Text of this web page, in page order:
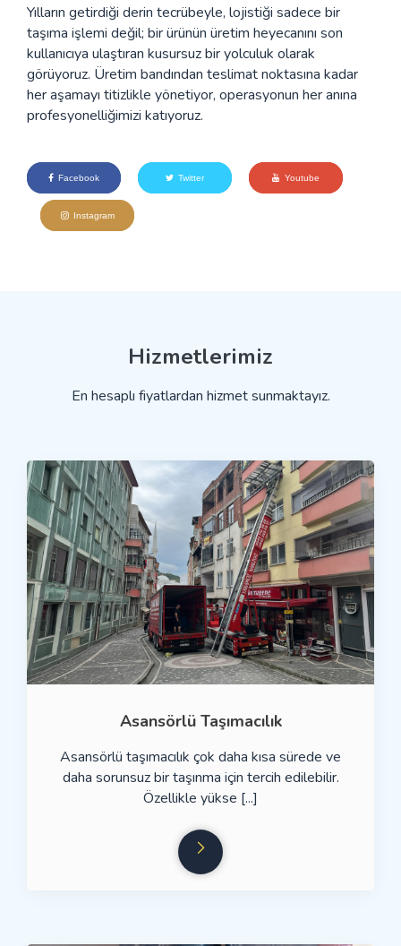
Yılların getirdiği derin tecrübeyle, lojistiği sadece bir
taşıma işlemi değil; bir ürünün üretim heyecanını son
kullanıcıya ulaştıran kusursuz bir yolculuk olarak
görüyoruz. Üretim bandından teslimat noktasına kadar
her aşamayı titizlikle yönetiyor, operasyonun her anına
profesyonelliğimizi katıyoruz.
Facebook Twitter Youtube
Instagram
Hizmetlerimiz
En hesaplı fiyatlardan hizmet sunmaktayız.
Asansörlü Taşımacılık
Asansörlü taşımacılık çok daha kısa sürede ve
daha sorunsuz bir taşınma için tercih edilebilir.
Özellikle yükse [...]